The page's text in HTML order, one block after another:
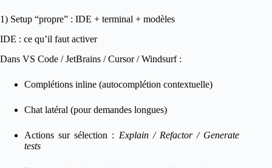
1) Setup “propre” : IDE + terminal + modèles
IDE : ce qu’il faut activer
Dans VS Code / JetBrains / Cursor / Windsurf :
Complétions inline (autocomplétion contextuelle)
Chat latéral (pour demandes longues)
Actions sur sélection : Explain / Refactor / Generate
tests